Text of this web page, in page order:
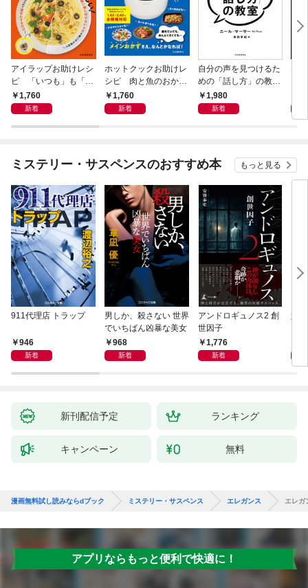
アイラップお助けレシ
ピ 「いつも」も「も
しも」もおいしい！
1,760
新着
ホットクックお助けレ
シピ 肉と魚のおか
ず 少ない材料＆調味
料で、あとはスイッチ
1,760
新着
自分の声を見つけるた
めの「話し方」の教
室 Ｏｒａｃｙ（オラ
シー）
1,980
新着
な
ミステリー・サスペンスのおすすめ本 もっと見る
911代理店 トラップ
946
新着
男しか、殺さない 世界
でいちばん凶暴な美女
968
新着
アンドロギュノス2 創
世因子
1,776
新着
姐
新刊配信予定 ランキング
キャンペーン 無料
漫画無料試し読みならdブック ミステリー・サスペンス エレガンス エレガ
アプリならもっと便利で快適に！